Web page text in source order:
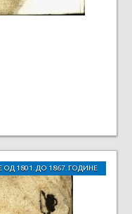
ОД 1801. ДО 1867. ГОДИНЕ